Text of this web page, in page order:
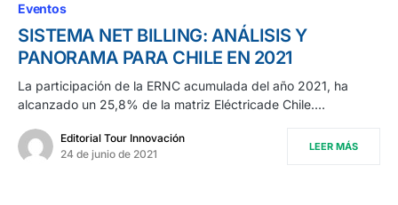
Eventos
SISTEMA NET BILLING: ANÁLISIS Y
PANORAMA PARA CHILE EN 2021
La participación de la ERNC acumulada del año 2021, ha
alcanzado un 25,8% de la matriz Eléctricade Chile.…
Editorial Tour Innovación
24 de junio de 2021
LEER MÁS